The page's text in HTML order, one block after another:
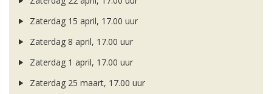
Zaterdag 15 april, 17.00 uur
Zaterdag 8 april, 17.00 uur
Zaterdag 1 april, 17.00 uur
Zaterdag 25 maart, 17.00 uur